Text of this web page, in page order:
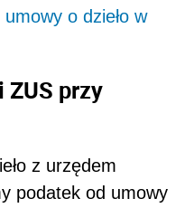
o dzieło w
ZUS przy
z urzędem
podatek od umowy